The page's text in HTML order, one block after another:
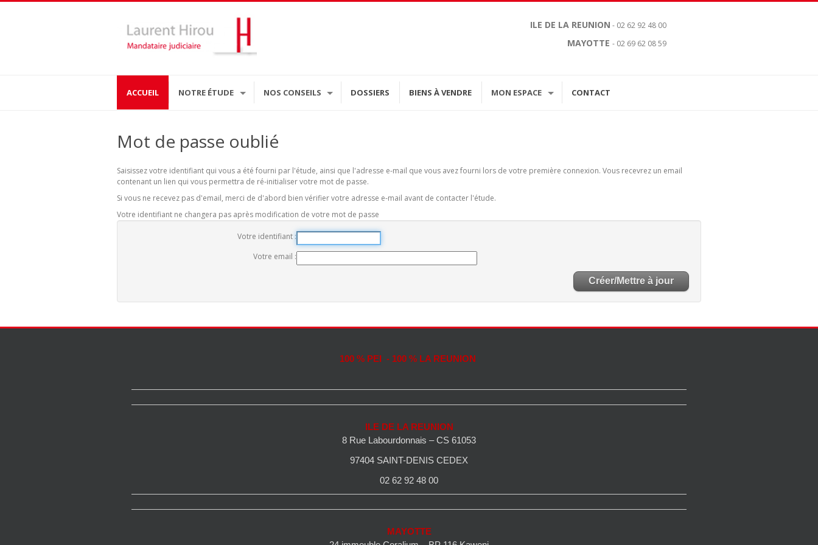
ILE DE LA REUNION - 02 62 92 48 00
MAYOTTE- 02 69 62 08 59
ACCUEIL NOTRE ÉTUDE NOS CONSEILS DOSSIERS BIENS À VENDRE MON ESPACE CONTACT
Mot de passe oublié
Saisissez votre identifiant qui vous a été fourni par l'étude, ainsi que l'adresse e-mail que vous avez fourni lors de votre première connexion. Vous recevrez un email
contenant un lien qui vous permettra de ré-initialiser votre mot de passe.
Si vous ne recevez pas d'email, merci de d'abord bien vérifier votre adresse e-mail avant de contacter l'étude.
Votre identifiant ne changera pas après modification de votre mot de passe
Votre identifiant
Votre email
100 % PEI - 100 % LA REUNION
ILE DE LA REUNION
8 Rue Labourdonnais – CS 61053
97404 SAINT-DENIS CEDEX
02 62 92 48 00
MAYOTTE